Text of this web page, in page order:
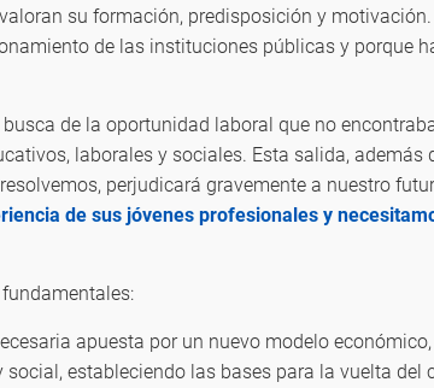
su formación, predisposición y
de las instituciones públicas y porque
de la oportunidad laboral que no
laborales y sociales. Esta salida,
perjudicará gravemente a nuestro
de sus jóvenes profesionales y
apuesta por un nuevo modelo
estableciendo las bases para la vuelta